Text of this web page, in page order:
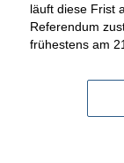
läuft diese Frist
Referendum
frühestens am